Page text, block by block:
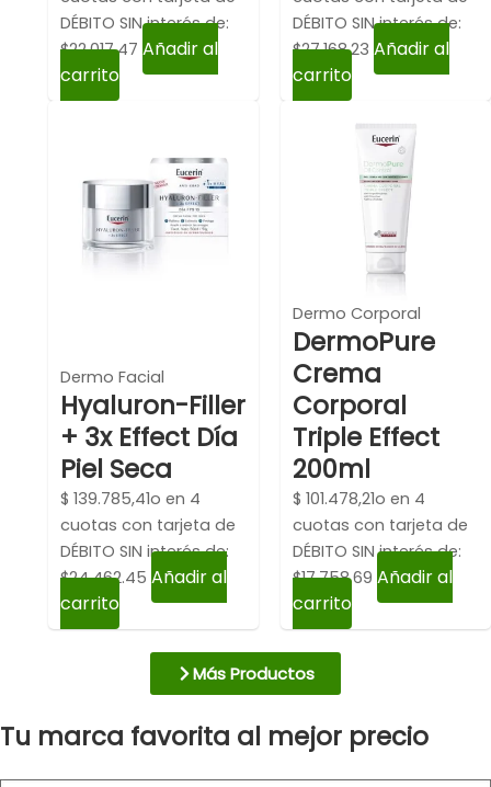
DÉBITO SIN interés de:
$22,017.47 Añadir al
carrito
DÉBITO SIN interés de:
$27,168.23 Añadir al
carrito
Dermo Facial
Hyaluron-Filler
+ 3x Effect Día
Piel Seca
$ 139.785,41o en 4
cuotas con tarjeta de
DÉBITO SIN interés de:
$24,462.45 Añadir al
carrito
Dermo Corporal
DermoPure
Crema
Corporal
Triple Effect
200ml
$ 101.478,21o en 4
cuotas con tarjeta de
DÉBITO SIN interés de:
$17,758.69 Añadir al
carrito
Más Productos
Tu marca favorita al mejor precio